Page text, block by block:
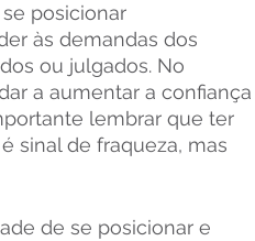
posicionar
às demandas dos
ou julgados. No
a aumentar a confiança
lembrar que ter
sinal de fraqueza, mas
de se posicionar e